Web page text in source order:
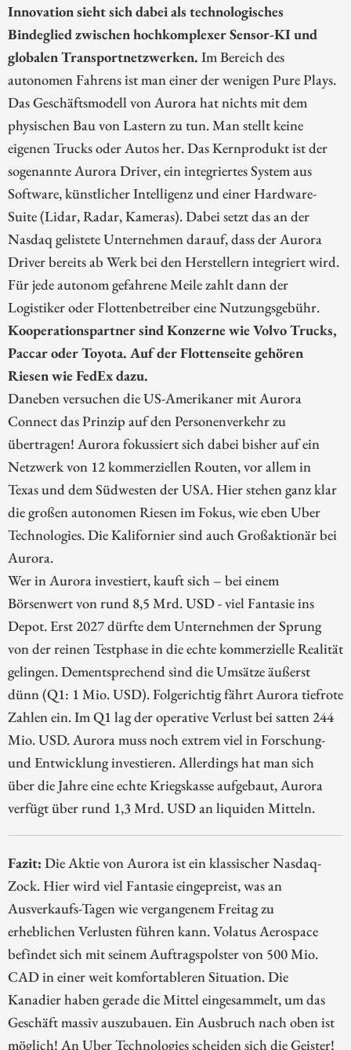
Innovation sieht sich dabei als technologisches
Bindeglied zwischen hochkomplexer Sensor-KI und
globalen Transportnetzwerken. Im Bereich des
autonomen Fahrens ist man einer der wenigen Pure Plays.
Das Geschäftsmodell von Aurora hat nichts mit dem
physischen Bau von Lastern zu tun. Man stellt keine
eigenen Trucks oder Autos her. Das Kernprodukt ist der
sogenannte Aurora Driver, ein integriertes System aus
Software, künstlicher Intelligenz und einer Hardware-
Suite (Lidar, Radar, Kameras). Dabei setzt das an der
Nasdaq gelistete Unternehmen darauf, dass der Aurora
Driver bereits ab Werk bei den Herstellern integriert wird.
Für jede autonom gefahrene Meile zahlt dann der
Logistiker oder Flottenbetreiber eine Nutzungsgebühr.
Kooperationspartner sind Konzerne wie Volvo Trucks,
Paccar oder Toyota. Auf der Flottenseite gehören
Riesen wie FedEx dazu.
Daneben versuchen die US-Amerikaner mit Aurora
Connect das Prinzip auf den Personenverkehr zu
übertragen! Aurora fokussiert sich dabei bisher auf ein
Netzwerk von 12 kommerziellen Routen, vor allem in
Texas und dem Südwesten der USA. Hier stehen ganz klar
die großen autonomen Riesen im Fokus, wie eben Uber
Technologies. Die Kalifornier sind auch Großaktionär bei
Aurora.
Wer in Aurora investiert, kauft sich – bei einem
Börsenwert von rund 8,5 Mrd. USD - viel Fantasie ins
Depot. Erst 2027 dürfte dem Unternehmen der Sprung
von der reinen Testphase in die echte kommerzielle Realität
gelingen. Dementsprechend sind die Umsätze äußerst
dünn (Q1: 1 Mio. USD). Folgerichtig fährt Aurora tiefrote
Zahlen ein. Im Q1 lag der operative Verlust bei satten 244
Mio. USD. Aurora muss noch extrem viel in Forschung-
und Entwicklung investieren. Allerdings hat man sich
über die Jahre eine echte Kriegskasse aufgebaut, Aurora
verfügt über rund 1,3 Mrd. USD an liquiden Mitteln.
Fazit: Die Aktie von Aurora ist ein klassischer Nasdaq-
Zock. Hier wird viel Fantasie eingepreist, was an
Ausverkaufs-Tagen wie vergangenem Freitag zu
erheblichen Verlusten führen kann. Volatus Aerospace
befindet sich mit seinem Auftragspolster von 500 Mio.
CAD in einer weit komfortableren Situation. Die
Kanadier haben gerade die Mittel eingesammelt, um das
Geschäft massiv auszubauen. Ein Ausbruch nach oben ist
möglich! An Uber Technologies scheiden sich die Geister!